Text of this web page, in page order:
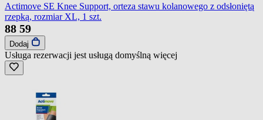
Actimove SE Knee Support, orteza stawu kolanowego z odsłoniętą
rzepką, rozmiar XL, 1 szt.
88 59
Dodaj
Usługa rezerwacji jest usługą domyślną więcej